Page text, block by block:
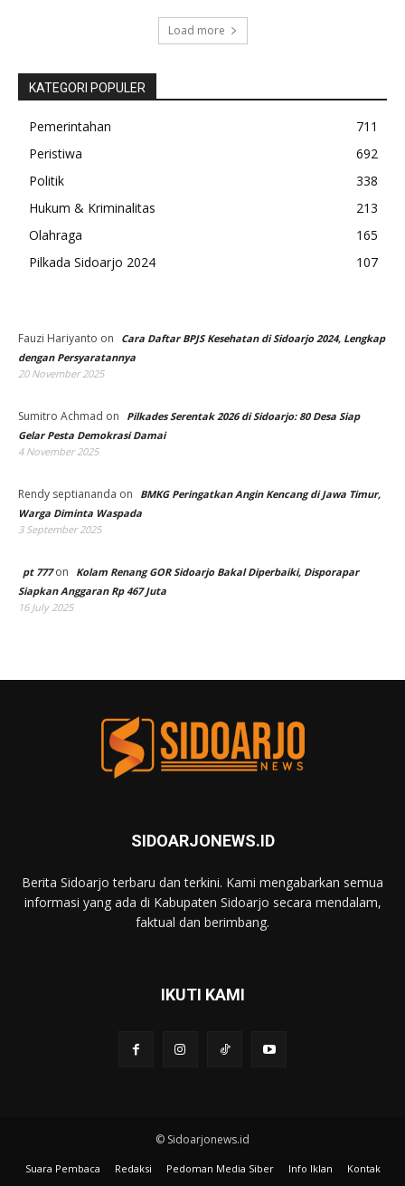
Load more
KATEGORI POPULER
Pemerintahan
711
Peristiwa
692
Politik
338
Hukum & Kriminalitas
213
Olahraga
165
Pilkada Sidoarjo 2024
107
Fauzi Hariyanto on
Cara Daftar BPJS Kesehatan di Sidoarjo 2024, Lengkap
dengan Persyaratannya
20 November 2025
Sumitro Achmad on
Pilkades Serentak 2026 di Sidoarjo: 80 Desa Siap
Gelar Pesta Demokrasi Damai
4 November 2025
Rendy septiananda on
BMKG Peringatkan Angin Kencang di Jawa Timur,
Warga Diminta Waspada
3 September 2025
pt 777on
Kolam Renang GOR Sidoarjo Bakal Diperbaiki, Disporapar
Siapkan Anggaran Rp 467 Juta
16 July 2025
SIDOARJONEWS.ID
Berita Sidoarjo terbaru dan terkini. Kami mengabarkan semua
informasi yang ada di Kabupaten Sidoarjo secara mendalam,
faktual dan berimbang.
IKUTI KAMI
© Sidoarjonews.id
Suara Pembaca Redaksi Pedoman Media Siber Info Iklan Kontak